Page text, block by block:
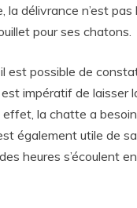
délivrance n’est
pour ses chatons.
il est possible de
impératif de
la chatte a
également utile de
heures s’écoulent